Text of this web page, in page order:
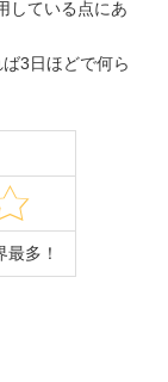
している点にあ
3日ほどで何ら
多！